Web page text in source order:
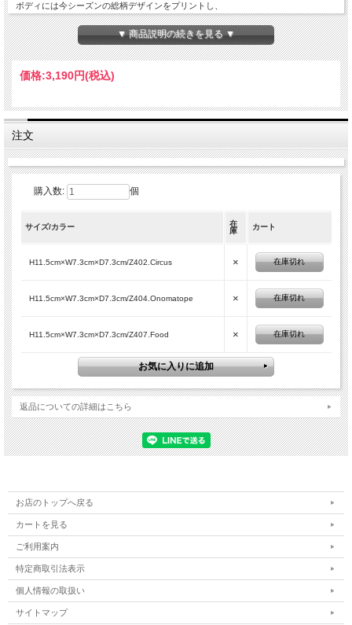
ボディには今シーズンの総柄デザインをプリントし、
立体感のある質感が特徴の特殊な印刷加工を施しました。
見た目にも、手に取ったときにも楽しめる、印象的な仕上がりです。
〈商品仕様〉
・容量：350ml缶用
・質量：約180g
・フロントにブービーフェイスロゴをプリント
・下部は波形状で、持ちやすくすべりにくい設計
〈ご使用上の注意〉
・電子レンジ、食洗器は〈使用不可〉です
・表面が傷つく恐れがあるので、洗う際にはスポンジを使い、
・その他取り扱い説明書を必ずご確認の上、ご使用ください
Material：StainlessSteel
▼ 商品説明の続きを見る ▼
価格:3,190円(税込)
注文
購入数: 個
サイズ/カラー
在
庫
カート
H11.5cm×W7.3cm×D7.3cm/Z402.Circus × 在庫切れ
H11.5cm×W7.3cm×D7.3cm/Z404.Onomatope × 在庫切れ
H11.5cm×W7.3cm×D7.3cm/Z407.Food × 在庫切れ
返品についての詳細はこちら
お店のトップへ戻る
カートを見る
ご利用案内
特定商取引法表示
個人情報の取扱い
サイトマップ